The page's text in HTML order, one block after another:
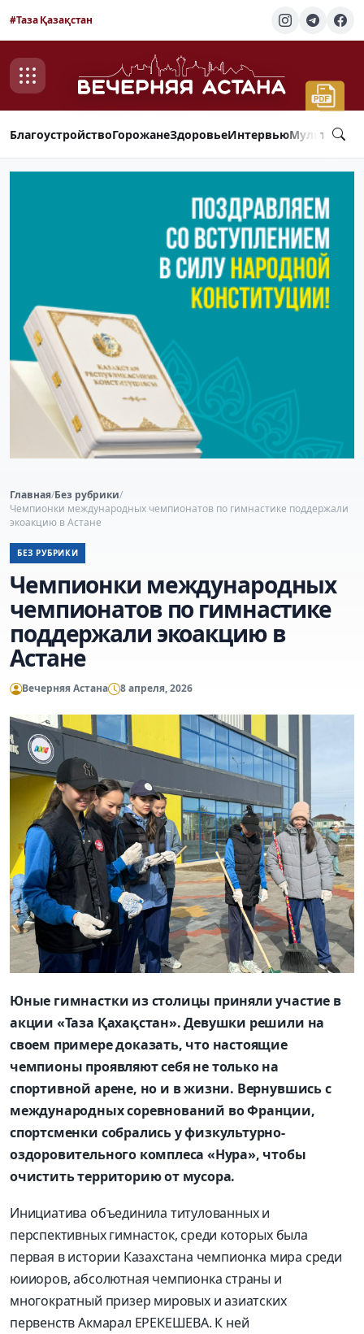
#Таза Қазақстан
БлагоустройствоГорожанеЗдоровьеИнтервью
Главная/Без рубрики/
Чемпионки международных чемпионатов по гимнастике поддержали
экоакцию в Астане
БЕЗ РУБРИКИ
Чемпионки международных
чемпионатов по гимнастике
поддержали экоакцию в
Астане
Вечерняя Астана 8 апреля, 2026
Юные гимнастки из столицы приняли участие в
акции «Таза Қахақстан». Девушки решили на
своем примере доказать, что настоящие
чемпионы проявляют себя не только на
спортивной арене, но и в жизни. Вернувшись с
международных соревнований во Франции,
спортсменки собрались у физкультурно-
оздоровительного комплеса «Нура», чтобы
очистить территорию от мусора.
Инициатива объединила титулованных и
перспективных гимнасток, среди которых была
первая в истории Казахстана чемпионка мира среди
юииоров, абсолютная чемпионка страны и
многократный призер мировых и азиатских
первенств Акмарал ЕРЕКЕШЕВА. К ней